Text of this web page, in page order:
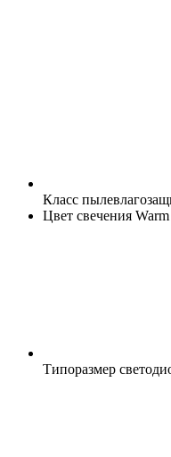
Класс
Цвет свечения
Типоразмер